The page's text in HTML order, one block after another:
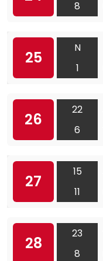
8
25
N
1
26
22
6
27
15
11
28
23
8